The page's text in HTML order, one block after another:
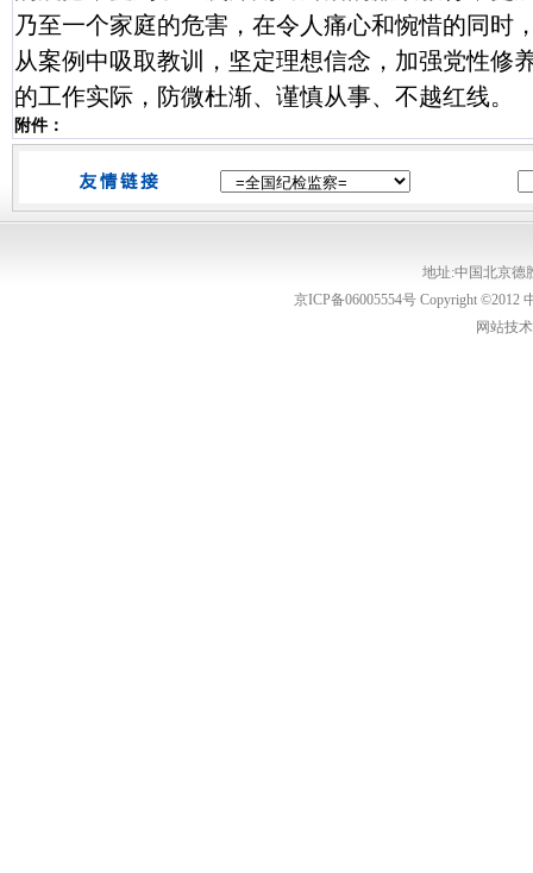
乃至一个家庭的危害，在令人痛心和惋惜的同时
从案例中吸取教训，坚定理想信念，加强党性修
的工作实际，防微杜渐、谨慎从事、不越红线。
附件：
地址:中国北京德
京ICP备06005554号 Copyright ©2012
网站技